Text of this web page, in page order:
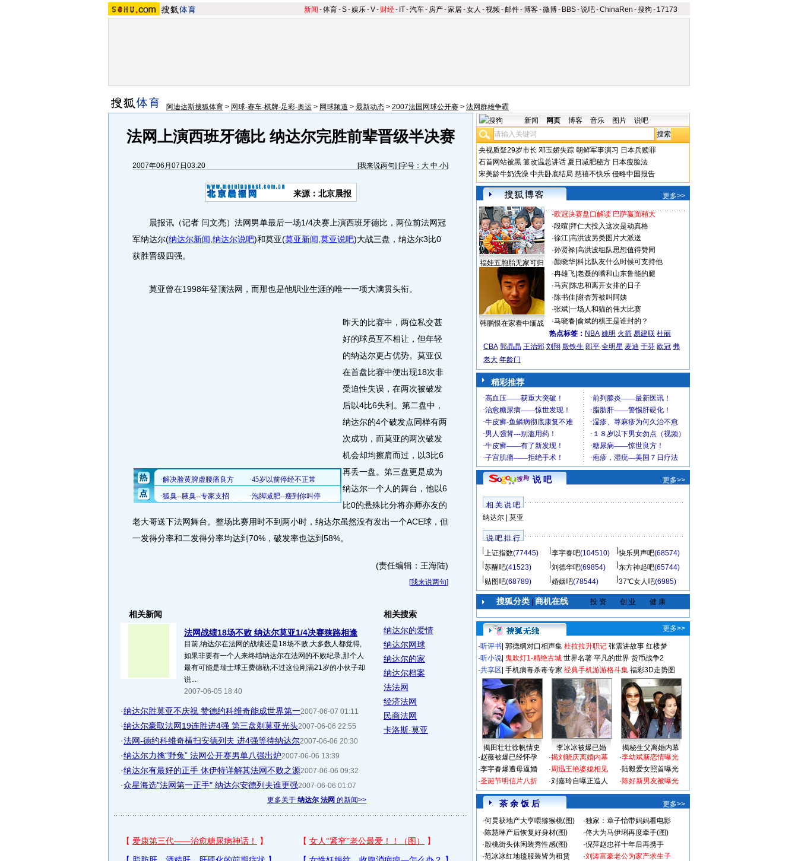
新闻 -体育-S-娱乐-V- 财经- IT-汽车- 房产-家居-女人 -视频-邮件-博客-微博- BBS-说吧-ChinaRen -搜狗 - 17173
阿迪达斯搜狐体育 > 网球-赛车-棋牌-足彩-奥运 > 网球频道 > 最新动态 > 2007法国网球公开赛 > 法网群雄争霸
法网上演西班牙德比 纳达尔完胜前辈晋级半决赛
2007年06月07日03:20 [我来说两句] [字号： 大 中 小]
来源：北京晨报
晨报讯（记者 闫文亮）法网男单最后一场1/4决赛上演西班牙德比，两位前法网冠
军纳达尔(纳达尔新闻 纳达尔说吧)和莫亚(莫亚新闻 莫亚说吧)大战三盘，纳达尔3比0
获胜晋级四强。
莫亚曾在1998年登顶法网，而那也是他职业生涯的唯一一项大满贯头衔。
昨天的比赛中，两位私交甚
好的球员互不相让，但年轻
的纳达尔更占优势。莫亚仅
在首盘比赛中便出现18次非
受迫性失误，在两次被破发
后以4比6失利。第二盘中，
纳达尔的4个破发点同样有两
次成功，而莫亚的两次破发
机会却均擦肩而过，以3比6
再丢一盘。第三盘更是成为
纳达尔一个人的舞台，他以6
比0的悬殊比分将亦师亦友的
老大哥送下法网舞台。整场比赛用时不到两小时，纳达尔虽然没有发出一个ACE球，但
一发得分率和二发得分率均达到70%，破发率也达到58%。
(责任编辑：王海陆)
[我来说两句]
相关新闻
法网战绩18场不败 纳达尔莫亚1/4决赛狭路相逢
目前,纳达尔在法网的战绩还是18场不败,大多数人都觉得,
如果非要有一个人来终结纳达尔在法网的不败纪录,那个人
最有可能是瑞士球王费德勒;不过这位刚满21岁的小伙子却
说...
2007-06-05 18:40
·纳达尔胜莫亚不庆祝 赞德约科维奇能成世界第一2007-06-07 01:11
·纳达尔豪取法网19连胜进4强 第三盘剃莫亚光头2007-06-06 22:55
·法网-德约科维奇横扫安德列夫 进4强等待纳达尔2007-06-06 20:30
·纳达尔力擒“野兔” 法网公开赛男单八强出炉2007-06-06 13:39
·纳达尔有最好的正手 休伊特详解其法网不败之源2007-06-06 09:32
·众星海选"法网第一正手" 纳达尔安德列夫谁更强2007-06-06 01:07
更多关于 纳达尔 法网 的新闻>>
相关搜索
纳达尔的爱情
纳达尔网球
纳达尔的家
纳达尔档案
法法网
经济法网
民商法网
卡洛斯·莫亚
新闻 网页 博客 音乐 图片 说吧
央视质疑29岁市长 邓玉娇失踪 朝鲜军事演习 日本兵赎罪
石首网站被黑 篡改温总讲话 夏日减肥秘方 日本瘦脸法
宋美龄牛奶洗澡 中共卧底结局 慈禧不快乐 侵略中国报告
更多>>
福娃五胞胎无家可归
韩鹏恨在家看中缅战
·欧冠决赛盘口解读 巴萨赢面稍大
·段暄 拜仁大投入这次是动真格
·徐江| 高洪波另类图片大派送
·孙贤禄| 高洪波组队思想值得赞同
·颜晓华| 科比队友什么时候可支持他
·冉雄飞| 老聂的嘴和山东鲁能的腿
·马寅| 陈忠和离开女排的日子
·陈书佳| 谢杏芳被叫阿姨
·张斌| 一场人和猫的伟大比赛
·马晓春| 俞斌的棋王是谁封的？
热点标签： NBA 姚明 火箭 易建联 杜丽
CBA 郭晶晶 王治郅 刘翔 殷铁生 郎平 全明星 麦迪 于芬 欧冠 弗
老大 年龄门
精彩推荐
说 吧 更多>>
相 关 说 吧
纳达尔| 莫亚
说 吧 排 行
上证指数(77445) 李宇春吧(104510) 快乐男声吧(68574)
苏醒吧(41523) 刘德华吧(69854) 东方神起吧(65744)
贴图吧(68789) 婚姻吧(78544) 37℃女人吧(6985)
搜狐分类| 商机在线 投 资 创 业 健 康
更多>>
·听评书 郭德纲对口相声集 杜拉拉升职记 张震讲故事 红楼梦
·听小说 鬼吹灯1-精绝古城 世界名著 平凡的世界 货币战争2
·共享区 手机病毒杀毒专家 经典手机游游格斗集 福彩3D走势图
揭田壮壮徐帆情史 李冰冰被爆已婚
揭秘生父离婚内幕
·赵薇被爆已经怀孕
·李宇春爆遭母逼婚
·圣诞节明信片八折
·揭刘晓庆离婚内幕
·周迅王艳婆媳相见
·刘嘉玲自曝正造人
·李幼斌新恋情曝光
·陆毅爱女照首曝光
·陈好新男友被曝光
茶 余 饭 后
更多>>
·何炅获地产大亨喂猕猴桃(图) ·独家：章子怡带妈妈看电影
·陈慧琳产后恢复好身材(图) ·佟大为马伊琍再度牵手(图)
·殷桃街头休闲装秀性感(图) ·倪萍赵忠祥十年后再携手
·范冰冰红地毯服装皆为租赁 ·刘涛富豪老公为家产求生子